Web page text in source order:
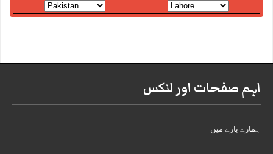
اہم صفحات اور لنکس
ہمارے بارے میں